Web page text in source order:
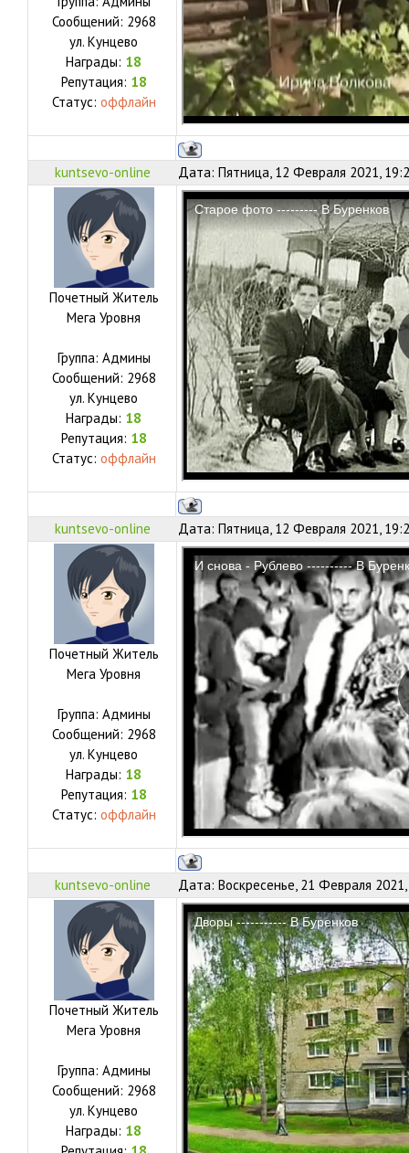
Сообщений: 2968
ул. Кунцево
Награды: 18
Репутация: 18
Статус: оффлайн
kuntsevo-online Дата: Пятница, 12 Февраля 2021,
Почетный Житель
Мега Уровня
Группа: Админы
Сообщений: 2968
ул. Кунцево
Награды: 18
Репутация: 18
Статус: оффлайн
kuntsevo-online Дата: Пятница, 12 Февраля 2021,
Почетный Житель
Мега Уровня
Группа: Админы
Сообщений: 2968
ул. Кунцево
Награды: 18
Репутация: 18
Статус: оффлайн
kuntsevo-online Дата: Воскресенье, 21 Февраля
Почетный Житель
Мега Уровня
Группа: Админы
Сообщений: 2968
ул. Кунцево
Награды: 18